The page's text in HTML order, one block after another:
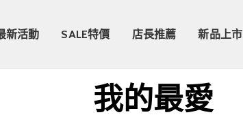
新活動 SALE特價 店長推薦 新品上市
我的最愛